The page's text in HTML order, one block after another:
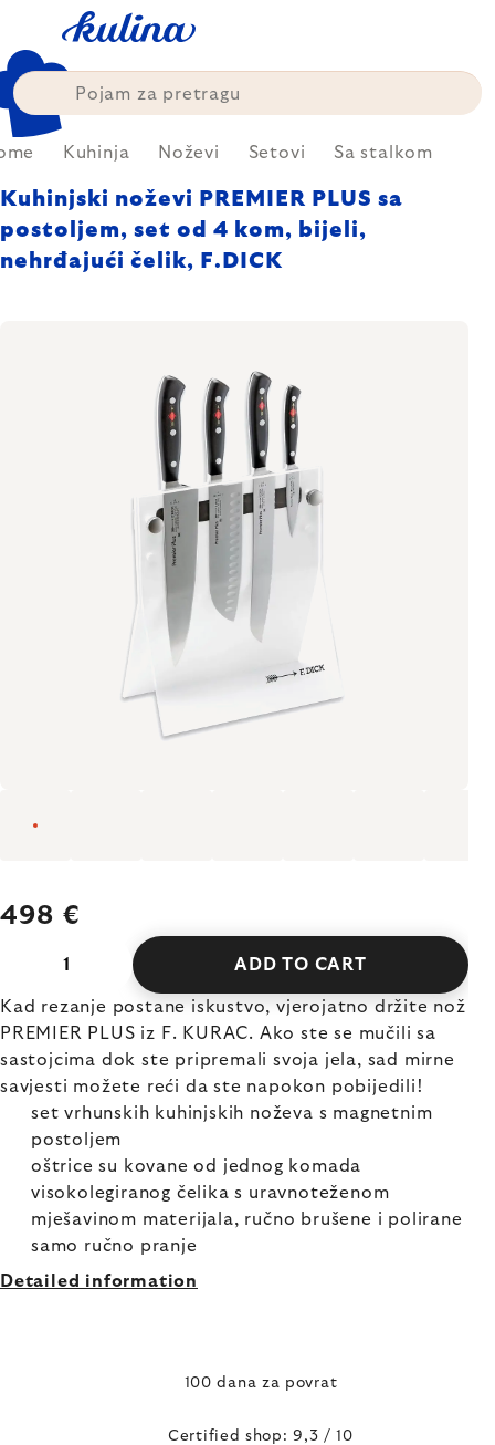
content
Kuhinja Noževi Setovi Sa stalkom
Kuhinjski noževi PREMIER PLUS sa
postoljem, set od 4 kom, bijeli,
nehrđajući čelik, F.DICK
498 €
ADD TO CART
Kad rezanje postane iskustvo, vjerojatno držite nož
PREMIER PLUS iz F. KURAC. Ako ste se mučili sa
sastojcima dok ste pripremali svoja jela, sad mirne
savjesti možete reći da ste napokon pobijedili!
set vrhunskih kuhinjskih noževa s magnetnim
postoljem
oštrice su kovane od jednog komada
visokolegiranog čelika s uravnoteženom
mješavinom materijala, ručno brušene i polirane
samo ručno pranje
Detailed information
100 dana za povrat
Certified shop: 9,3 / 10